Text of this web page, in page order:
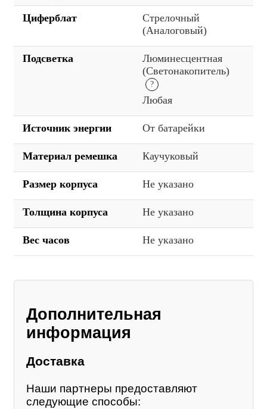
Циферблат
Стрелочный
(Аналоговый)
Подсветка
Люминесцентная
(Светонакопитель)
Любая
Источник энергии От батарейки
Материал ремешка Каучуковый
Размер корпуса Не указано
Толщина корпуса Не указано
Вес часов Не указано
Дополнительная
информация
Доставка
Наши партнеры предоставляют
следующие способы: